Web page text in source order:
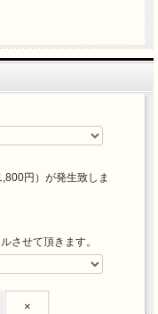
円）が発生致しま
させて頂きます。
×